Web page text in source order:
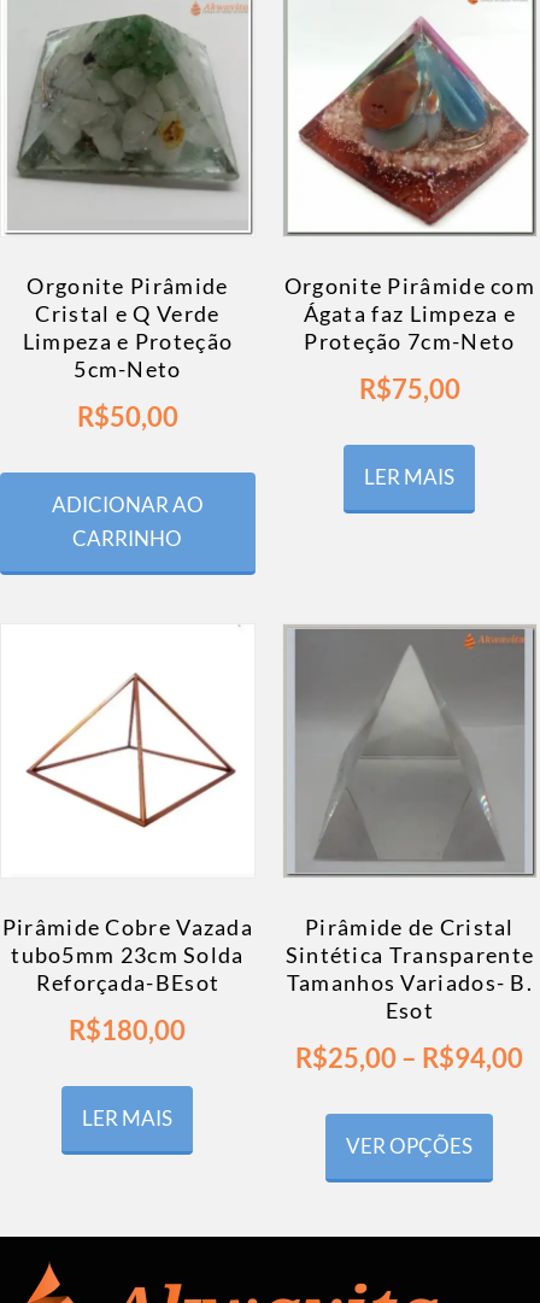
Orgonite Pirâmide
Cristal e Q Verde
Limpeza e Proteção
5cm-Neto
R$50,00
ADICIONAR AO
CARRINHO
Orgonite Pirâmide com
Ágata faz Limpeza e
Proteção 7cm-Neto
R$75,00
LER MAIS
Pirâmide Cobre Vazada
tubo5mm 23cm Solda
Reforçada-BEsot
R$180,00
LER MAIS
Pirâmide de Cristal
Sintética Transparente
Tamanhos Variados- B.
Esot
R$25,00– R$94,00
VER OPÇÕES